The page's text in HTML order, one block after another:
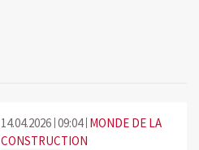
14.04.2026 09:04 MONDE DE LA
CONSTRUCTION